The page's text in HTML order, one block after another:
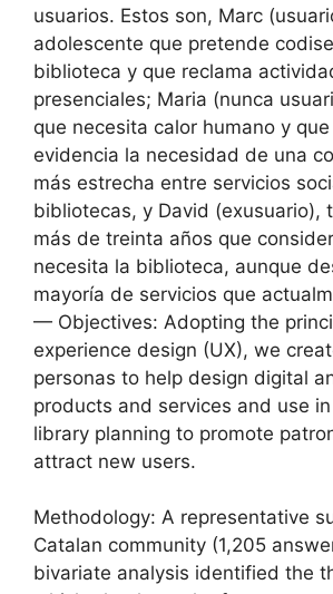
usuarios. Estos son, Marc
adolescente que pretende
biblioteca y que reclama
presenciales; Maria (nunca
que necesita calor humano y
evidencia la necesidad de una
más estrecha entre servicios
bibliotecas, y David (exusuario),
más de treinta años que
necesita la biblioteca, aunque
mayoría de servicios que
— Objectives: Adopting the
experience design (UX), we
personas to help design digital
products and services and use
library planning to promote
attract new users.
Methodology: A representative
Catalan community (1,205
bivariate analysis identified the